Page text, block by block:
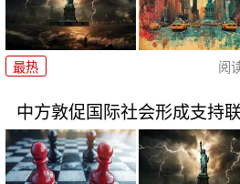
最热 阅
中方敦促国际社会形成支持